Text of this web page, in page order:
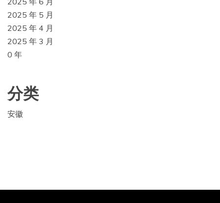
2025 年 5 月
2025 年 4 月
2025 年 3 月
0 年
分类
安徽